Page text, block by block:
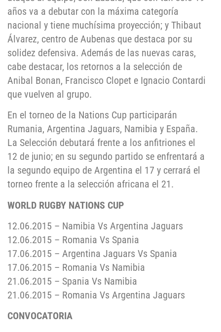
años va a debutar con la máxima categoría
nacional y tiene muchísima proyección; y Thibaut
Álvarez, centro de Aubenas que destaca por su
solidez defensiva. Además de las nuevas caras,
cabe destacar, los retornos a la selección de
Anibal Bonan, Francisco Clopet e Ignacio Contardi
que vuelven al grupo.
En el torneo de la Nations Cup participarán
Rumania, Argentina Jaguars, Namibia y España.
La Selección debutará frente a los anfitriones el
12 de junio; en su segundo partido se enfrentará a
la segundo equipo de Argentina el 17 y cerrará el
torneo frente a la selección africana el 21.
WORLD RUGBY NATIONS CUP
12.06.2015 – Namibia Vs Argentina Jaguars
12.06.2015 – Romania Vs Spania
17.06.2015 – Argentina Jaguars Vs Spania
17.06.2015 – Romania Vs Namibia
21.06.2015 – Spania Vs Namibia
21.06.2015 – Romania Vs Argentina Jaguars
CONVOCATORIA